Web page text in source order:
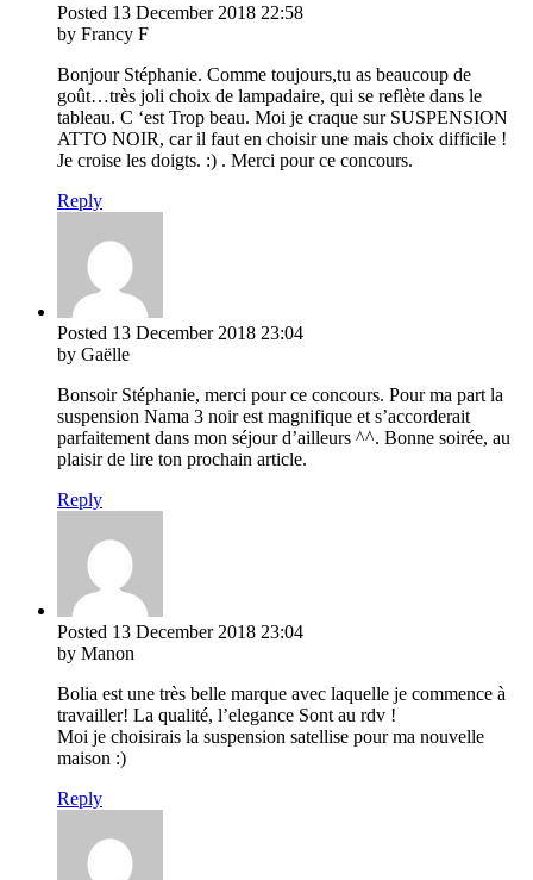
Posted 13 December 2018 22:58
by Francy F
Bonjour Stéphanie. Comme toujours,tu as beaucoup de
goût…très joli choix de lampadaire, qui se reflète dans le
tableau. C ‘est Trop beau. Moi je craque sur SUSPENSION
ATTO NOIR, car il faut en choisir une mais choix difficile !
Je croise les doigts. :) . Merci pour ce concours.
Reply
Posted 13 December 2018 23:04
by Gaëlle
Bonsoir Stéphanie, merci pour ce concours. Pour ma part la
suspension Nama 3 noir est magnifique et s’accorderait
parfaitement dans mon séjour d’ailleurs ^^. Bonne soirée, au
plaisir de lire ton prochain article.
Reply
Posted 13 December 2018 23:04
by Manon
Bolia est une très belle marque avec laquelle je commence à
travailler! La qualité, l’elegance Sont au rdv !
Moi je choisirais la suspension satellise pour ma nouvelle
maison :)
Reply